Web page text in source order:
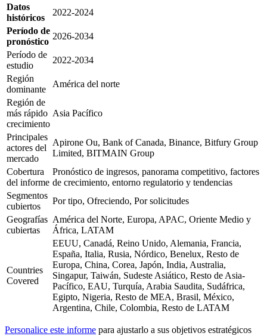
Datos
históricos
2022-2024
Período de
pronóstico
2026-2034
Período de
estudio
2022-2034
Región
dominante
América del norte
Región de
más rápido
crecimiento
Asia Pacífico
Principales
actores del
mercado
Apirone Ou, Bank of Canada, Binance, Bitfury Group
Limited, BITMAIN Group
Cobertura
del informe
Pronóstico de ingresos, panorama competitivo, factores
de crecimiento, entorno regulatorio y tendencias
Segmentos
cubiertos
Por tipo, Ofreciendo, Por solicitudes
Geografías
cubiertas
América del Norte, Europa, APAC, Oriente Medio y
África, LATAM
Countries
Covered
EEUU, Canadá, Reino Unido, Alemania, Francia,
España, Italia, Rusia, Nórdico, Benelux, Resto de
Europa, China, Corea, Japón, India, Australia,
Singapur, Taiwán, Sudeste Asiático, Resto de Asia-
Pacífico, EAU, Turquía, Arabia Saudita, Sudáfrica,
Egipto, Nigeria, Resto de MEA, Brasil, México,
Argentina, Chile, Colombia, Resto de LATAM
Personalice este informe para ajustarlo a sus objetivos estratégicos